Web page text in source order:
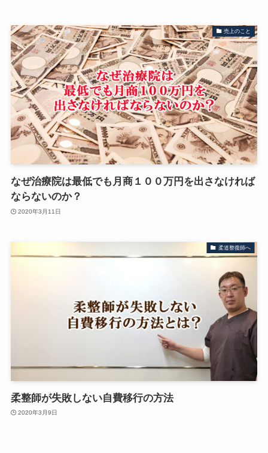
売上のこと
なぜ治療院は最低でも月商１００万円を出さなければ
ならないのか？
2020年3月11日
柔道整復師へ
柔整師が失敗しない自費移行の方法
2020年3月9日